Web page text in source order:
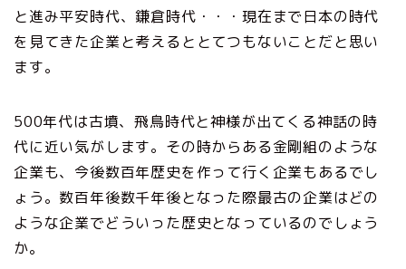
と進み平安時代、鎌倉時代・・・現在まで日本の時代
を見てきた企業と考えるととてつもないことだと思い
ます。
500年代は古墳、飛鳥時代と神様が出てくる神話の時
代に近い気がします。その時からある金剛組のような
企業も、今後数百年歴史を作って行く企業もあるでし
ょう。数百年後数千年後となった際最古の企業はどの
ような企業でどういった歴史となっているのでしょう
か。